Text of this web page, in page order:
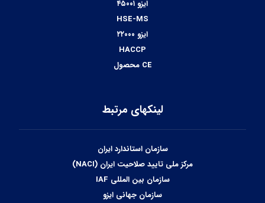
ایزو ۴۵۰۰۱
HSE-MS
ایزو ۲۲۰۰۰
HACCP
CE محصول
لینکهای مرتبط
سازمان استاندارد ایران
مرکز ملی تایید صلاحیت ایران (NACI)
سازمان بین المللی IAF
سازمان جهانی ایزو